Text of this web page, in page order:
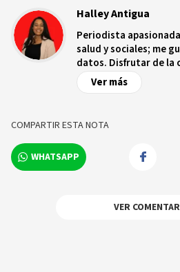
Halley Antigua
Periodista
salud y sociales; me
datos. Disfrutar de la
ecológico.
Ver más
COMPARTIR ESTA NOTA
WHATSAPP
VER